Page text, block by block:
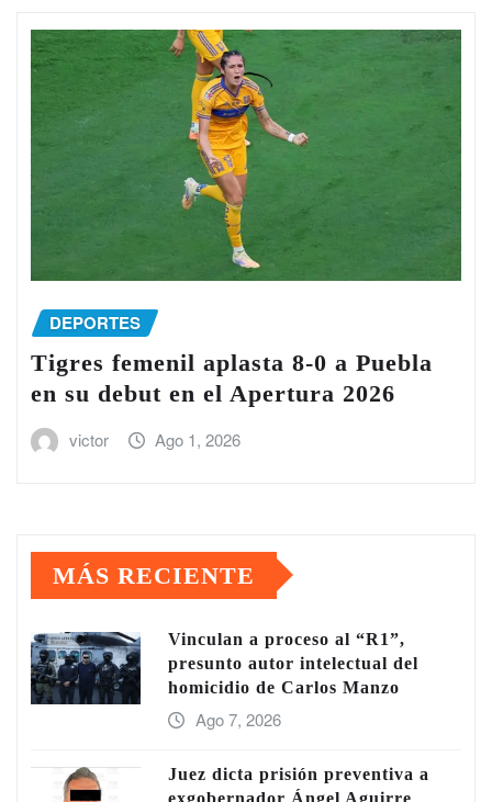
DEPORTES
Tigres femenil aplasta 8-0 a Puebla
en su debut en el Apertura 2026
victor Ago 1, 2026
MÁS RECIENTE
Vinculan a proceso al “R1”,
presunto autor intelectual del
homicidio de Carlos Manzo
Ago 7, 2026
Juez dicta prisión preventiva a
exgobernador Ángel Aguirre